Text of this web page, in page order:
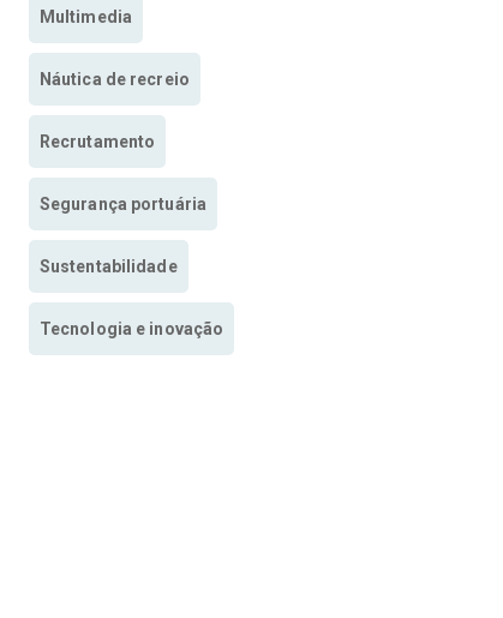
Multimedia
Náutica de recreio
Recrutamento
Segurança portuária
Sustentabilidade
Tecnologia e inovação